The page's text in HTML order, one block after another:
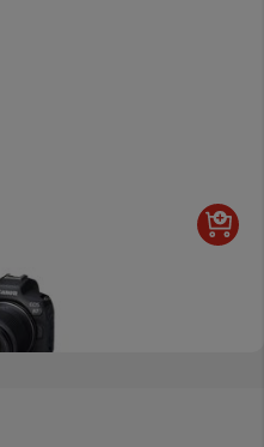
Rf-S 18-150mm F3.5-6.3 Is